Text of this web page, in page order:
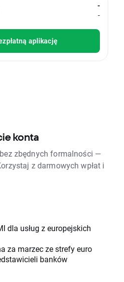
-
-
aplikację
konta
zbędnych formalności —
z darmowych wpłat i
dla usług z europejskich
za marzec ze strefy euro
banków